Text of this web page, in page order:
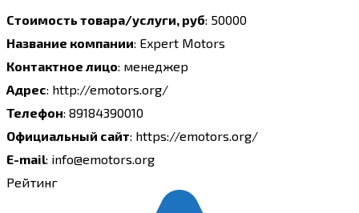
Стоимость товара/услуги, руб: 50000
Название компании: Expert Motors
Контактное лицо: менеджер
Адрес: http://emotors.org/
Телефон: 89184390010
Официальный сайт: https://emotors.org/
E-mail: info@emotors.org
Рейтинг